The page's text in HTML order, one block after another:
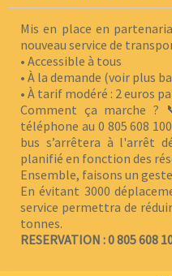
Mis en place en
nouveau service de
• Accessible à tous
• À la demande (voir plus
• À tarif modéré : 2 euros
Comment ça marche ?
téléphone au 0 805 608
bus s’arrêtera à l'arrêt
planifié en fonction des
Ensemble, faisons un
En évitant 3000
service permettra de
tonnes.
RESERVATION : 0 805 608